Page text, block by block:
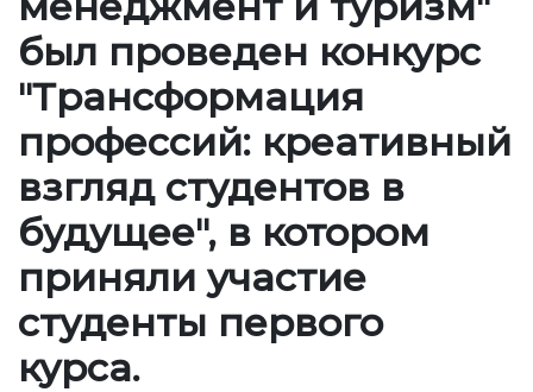
Ченемдик документтер
Жетекчилик
Коллегиялык органдар
Бөлүмдөр
Нормативдик документтер
Сунуштар жана арыздар
Коррупцияга Жок!
БИЛИМ БЕРҮҮ
был проведен конкурс
"Трансформация
профессий: креативный
взгляд студентов в
будущее", в котором
приняли участие
студенты первого
курса.